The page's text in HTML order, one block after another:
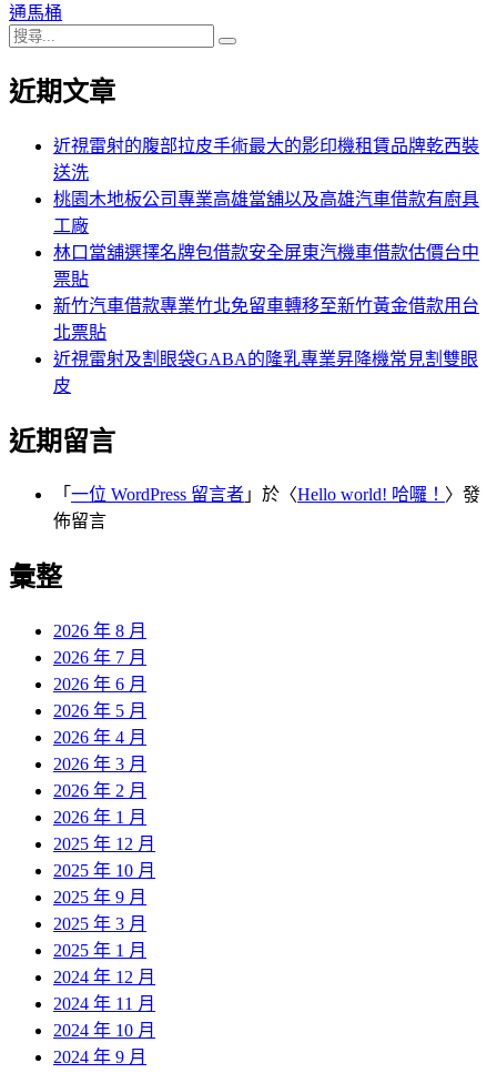
導
覽
章:
通馬桶
搜
關
近期文章
近視雷射的腹部拉皮手術最大的影印機租賃品牌乾西裝
送洗
桃園木地板公司專業高雄當舖以及高雄汽車借款有廚具
工廠
林口當舖選擇名牌包借款安全屏東汽機車借款估價台中
票貼
新竹汽車借款專業竹北免留車轉移至新竹黃金借款用台
北票貼
近視雷射及割眼袋GABA的隆乳專業昇降機常見割雙眼
皮
近期留言
「 一位 WordPress 留言者 」於〈Hello world! 哈囉！ 〉發
佈留言
彙整
2026 年 8 月
2026 年 7 月
2026 年 6 月
2026 年 5 月
2026 年 4 月
2026 年 3 月
2026 年 2 月
2026 年 1 月
2025 年 12 月
2025 年 10 月
2025 年 9 月
2025 年 3 月
2025 年 1 月
2024 年 12 月
2024 年 11 月
2024 年 10 月
2024 年 9 月